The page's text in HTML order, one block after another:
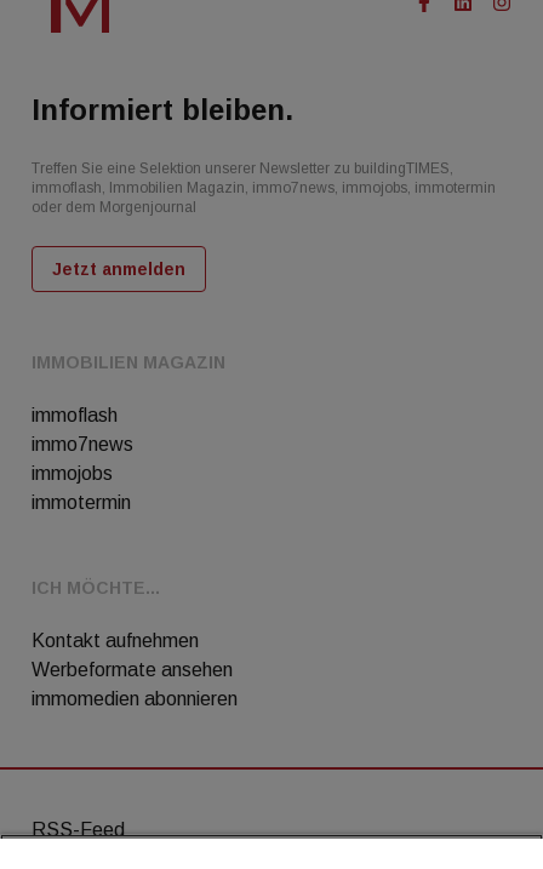
IMMOBILIEN MAGAZIN
immoflash
immo7news
immojobs
immotermin
ICH MÖCHTE...
Kontakt aufnehmen
Werbeformate ansehen
immomedien abonnieren
Informiert bleiben.
Treffen Sie eine Selektion unserer Newsletter zu buildingTIMES,
immoflash, Immobilien Magazin, immo7news, immojobs, immotermin
oder dem Morgenjournal
Jetzt anmelden
RSS-Feed